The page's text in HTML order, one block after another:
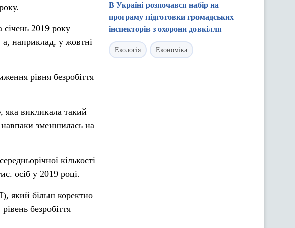
січень 2019 року
а, наприклад, у жовтні
рівня безробіття
яка викликала такий
зменшилась на
кількості
осіб у 2019 році.
який більш коректно
безробіття
В Україні розпочався набір на
програму підготовки громадських
інспекторів з охорони довкілля
Екологія Економіка